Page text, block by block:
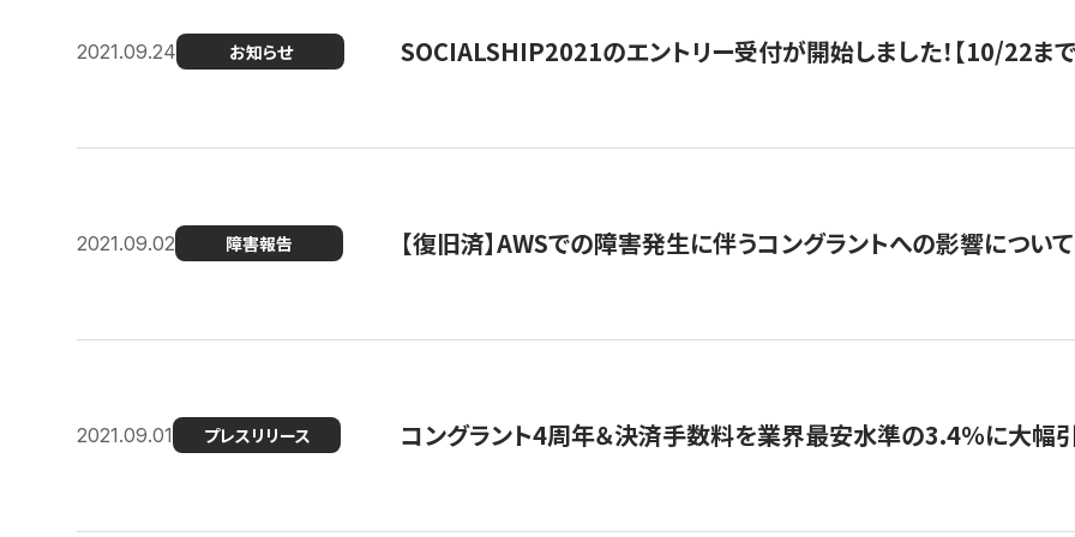
2021.09.24 お知らせ SOCIALSHIP2021のエントリー受付が開始しました！【10/22まで
2021.09.02 障害報告 【復旧済】AWSでの障害発生に伴うコングラントへの影響について
2021.09.01 プレスリリース コングラント4周年＆決済手数料を業界最安水準の3.4％に大幅